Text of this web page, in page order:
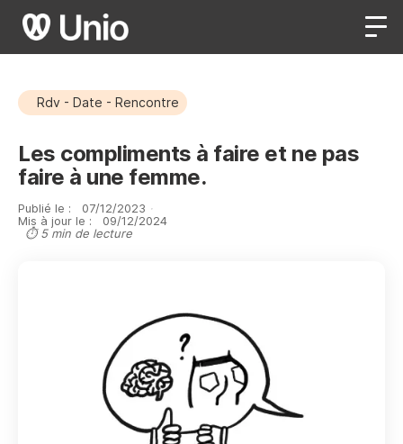
Rdv - Date - Rencontre
Les compliments à faire et ne pas
faire à une femme.
Publié le : 07/12/2023 ·
Mis à jour le :
09/12/2024
⏱ 5 min de lecture